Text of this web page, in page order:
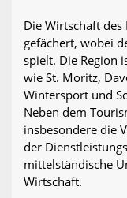
Die Wirtschaft
gefächert, wobei
spielt. Die Region
wie St. Moritz,
Wintersport und
Neben dem
insbesondere die
der
mittelständische
Wirtschaft.